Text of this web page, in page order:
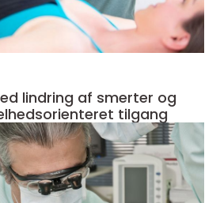
og
tilgang